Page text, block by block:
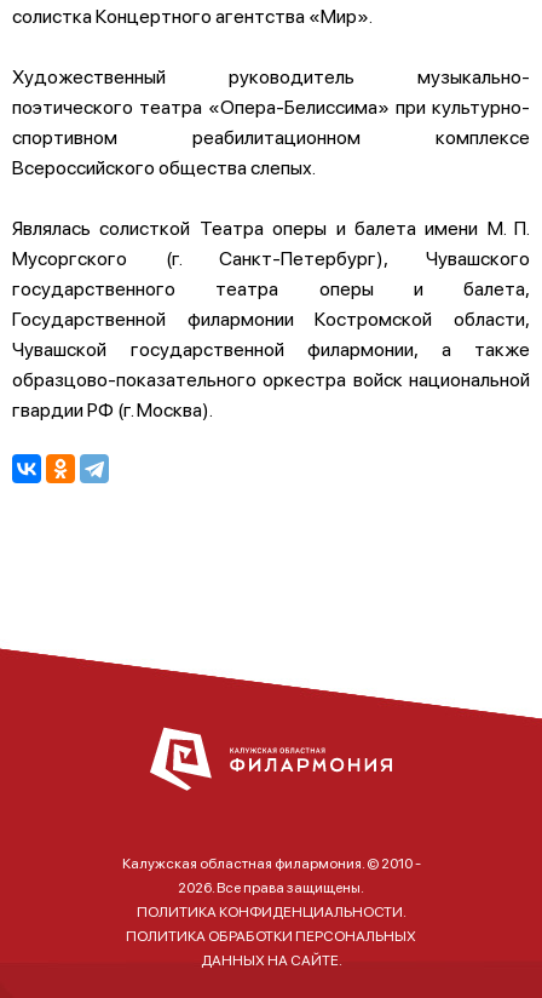
солистка Концертного агентства «Мир».
Художественный руководитель музыкально-
поэтического театра «Опера-Белиссима» при культурно-
спортивном реабилитационном комплексе
Всероссийского общества слепых.
Являлась солисткой Театра оперы и балета имени М. П.
Мусоргского (г. Санкт-Петербург), Чувашского
государственного театра оперы и балета,
Государственной филармонии Костромской области,
Чувашской государственной филармонии, а также
образцово-показательного оркестра войск национальной
гвардии РФ (г. Москва).
Калужская областная филармония. © 2010 -
2026. Все права защищены.
ПОЛИТИКА КОНФИДЕНЦИАЛЬНОСТИ.
ПОЛИТИКА ОБРАБОТКИ ПЕРСОНАЛЬНЫХ
ДАННЫХ НА САЙТЕ.